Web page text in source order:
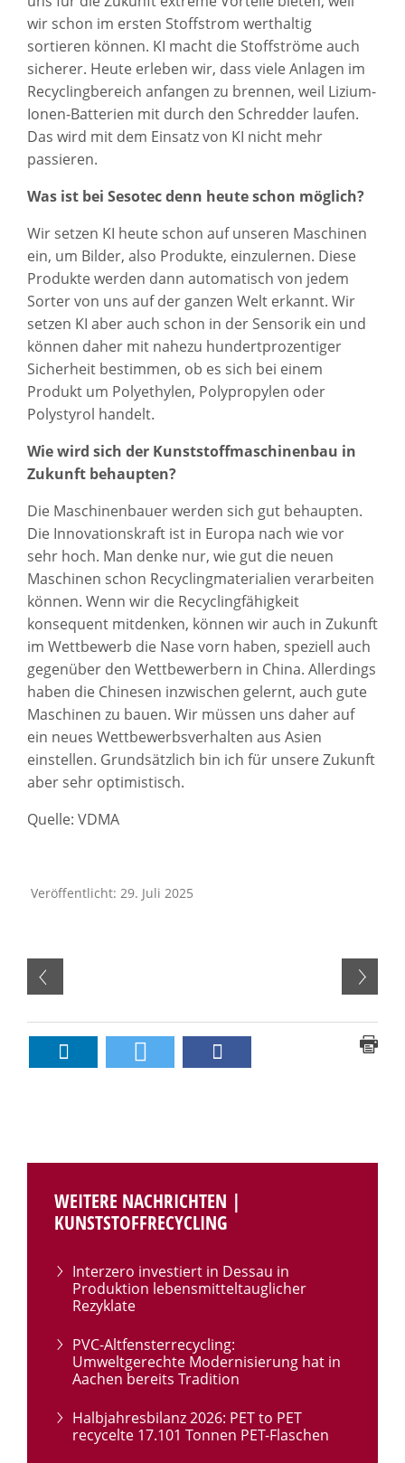
wir schon im ersten Stoffstrom werthaltig
sortieren können. KI macht die Stoffströme auch
sicherer. Heute erleben wir, dass viele Anlagen im
Recyclingbereich anfangen zu brennen, weil Lizium-
Ionen-Batterien mit durch den Schredder laufen.
Das wird mit dem Einsatz von KI nicht mehr
passieren.
Was ist bei Sesotec denn heute schon möglich?
Wir setzen KI heute schon auf unseren Maschinen
ein, um Bilder, also Produkte, einzulernen. Diese
Produkte werden dann automatisch von jedem
Sorter von uns auf der ganzen Welt erkannt. Wir
setzen KI aber auch schon in der Sensorik ein und
können daher mit nahezu hundertprozentiger
Sicherheit bestimmen, ob es sich bei einem
Produkt um Polyethylen, Polypropylen oder
Polystyrol handelt.
Wie wird sich der Kunststoffmaschinenbau in
Zukunft behaupten?
Die Maschinenbauer werden sich gut behaupten.
Die Innovationskraft ist in Europa nach wie vor
sehr hoch. Man denke nur, wie gut die neuen
Maschinen schon Recyclingmaterialien verarbeiten
können. Wenn wir die Recyclingfähigkeit
konsequent mitdenken, können wir auch in Zukunft
im Wettbewerb die Nase vorn haben, speziell auch
gegenüber den Wettbewerbern in China. Allerdings
haben die Chinesen inzwischen gelernt, auch gute
Maschinen zu bauen. Wir müssen uns daher auf
ein neues Wettbewerbsverhalten aus Asien
einstellen. Grundsätzlich bin ich für unsere Zukunft
aber sehr optimistisch.
Quelle: VDMA
Veröffentlicht: 29. Juli 2025
WEITERE NACHRICHTEN |
KUNSTSTOFFRECYCLING
Interzero investiert in Dessau in
Produktion lebensmitteltauglicher
Rezyklate
PVC-Altfensterrecycling:
Umweltgerechte Modernisierung hat in
Aachen bereits Tradition
Halbjahresbilanz 2026: PET to PET
recycelte 17.101 Tonnen PET-Flaschen